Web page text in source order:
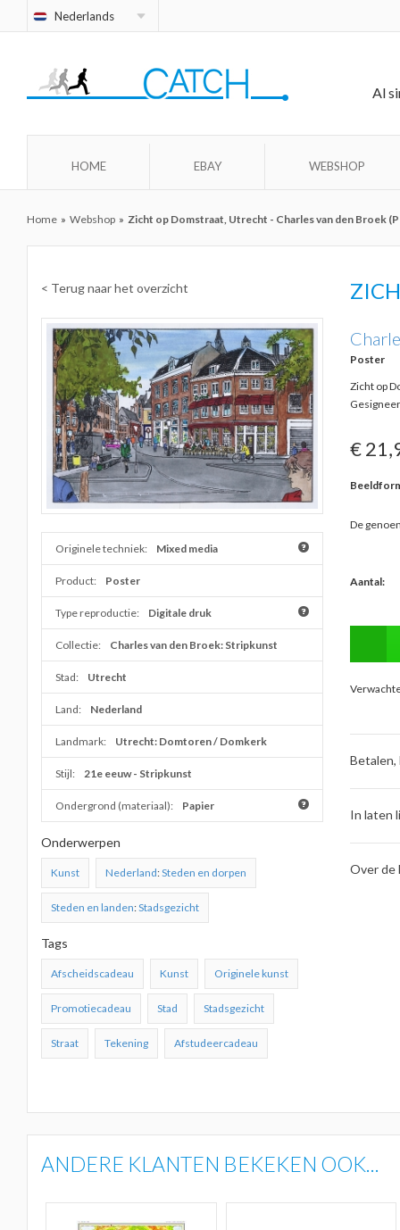
Nederlands
Al
HOME EBAY WEBSHOP
Home » Webshop » Zicht op Domstraat, Utrecht - Charles van den Broek
< Terug naar het overzicht
Originele techniek: Mixed media
Product: Poster
Type reproductie: Digitale druk
Collectie: Charles van den Broek: Stripkunst
Stad: Utrecht
Land: Nederland
Landmark: Utrecht: Domtoren / Domkerk
Stijl: 21e eeuw - Stripkunst
Ondergrond (materiaal): Papier
Onderwerpen
Kunst Nederland:Steden en dorpen
Steden en landen:Stadsgezicht
Tags
Afscheidscadeau Kunst Originele kunst
Promotiecadeau Stad Stadsgezicht
Straat Tekening Afstudeercadeau
Poster
Zicht op
€
De
Aantal:
In laten
Over de
ANDERE KLANTEN BEKEKEN OOK...